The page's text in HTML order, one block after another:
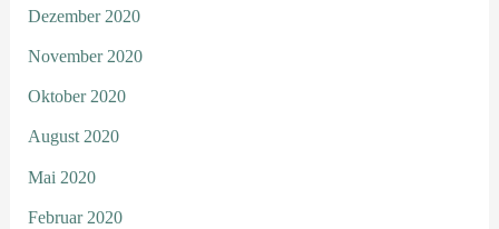
Dezember 2020
November 2020
Oktober 2020
August 2020
Mai 2020
Februar 2020